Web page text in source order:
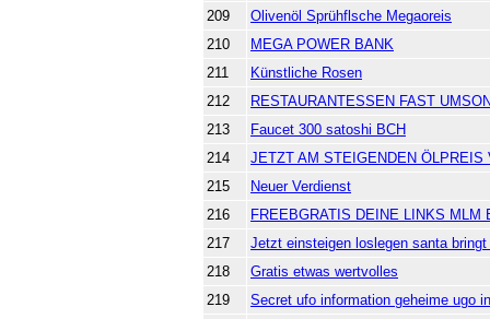
209
Olivenöl Sprühflsche Megaoreis
210
MEGA POWER BANK
211
Künstliche Rosen
212
RESTAURANTESSEN FAST
213
Faucet 300 satoshi BCH
214
JETZT AM STEIGENDEN ÖLPREIS
215
Neuer Verdienst
216
FREEBGRATIS DEINE LINKS MLM
217
Jetzt einsteigen loslegen santa
218
Gratis etwas wertvolles
219
Secret ufo information geheime ugo